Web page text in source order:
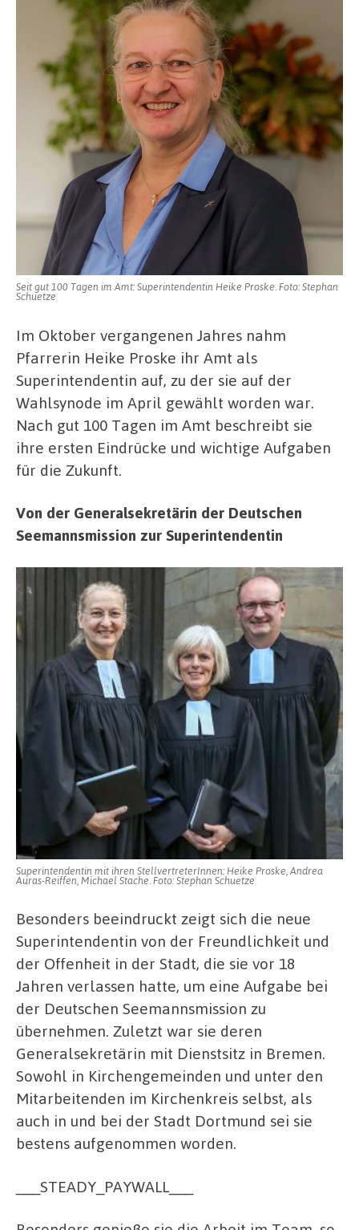
Heike
Proske
ist
seit
100
Tagen
Seit gut 100 Tagen im Amt: Superintendentin Heike Proske. Foto: Stephan
Schuetze
Im Oktober vergangenen Jahres nahm
Pfarrerin Heike Proske ihr Amt als
Superintendentin auf, zu der sie auf der
Wahlsynode im April gewählt worden war.
Nach gut 100 Tagen im Amt beschreibt sie
ihre ersten Eindrücke und wichtige Aufgaben
für die Zukunft.
Von der Generalsekretärin der Deutschen
Seemannsmission zur Superintendentin
Superintendentin mit ihren StellvertreterInnen: Heike Proske, Andrea
Auras-Reiffen, Michael Stache. Foto: Stephan Schuetze
Besonders beeindruckt zeigt sich die neue
Superintendentin von der Freundlichkeit und
der Offenheit in der Stadt, die sie vor 18
Jahren verlassen hatte, um eine Aufgabe bei
der Deutschen Seemannsmission zu
übernehmen. Zuletzt war sie deren
Generalsekretärin mit Dienstsitz in Bremen.
Sowohl in Kirchengemeinden und unter den
Mitarbeitenden im Kirchenkreis selbst, als
auch in und bei der Stadt Dortmund sei sie
bestens aufgenommen worden.
___STEADY_PAYWALL___